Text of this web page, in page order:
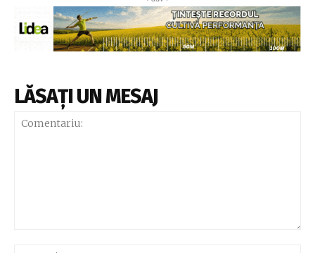
LĂSAȚI UN MESAJ